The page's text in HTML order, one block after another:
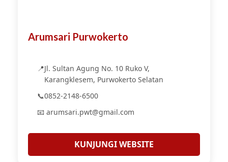
Arumsari Purwokerto
📍Jl. Sultan Agung No. 10 Ruko V,
Karangklesem, Purwokerto Selatan
📞0852-2148-6500
📧 arumsari.pwt@gmail.com
KUNJUNGI WEBSITE